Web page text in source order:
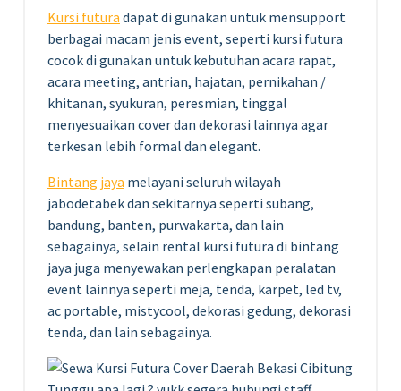
Kursi futura dapat di gunakan untuk mensupport
berbagai macam jenis event, seperti kursi futura
cocok di gunakan untuk kebutuhan acara rapat,
acara meeting, antrian, hajatan, pernikahan /
khitanan, syukuran, peresmian, tinggal
menyesuaikan cover dan dekorasi lainnya agar
terkesan lebih formal dan elegant.
Bintang jaya melayani seluruh wilayah
jabodetabek dan sekitarnya seperti subang,
bandung, banten, purwakarta, dan lain
sebagainya, selain rental kursi futura di bintang
jaya juga menyewakan perlengkapan peralatan
event lainnya seperti meja, tenda, karpet, led tv,
ac portable, mistycool, dekorasi gedung, dekorasi
tenda, dan lain sebagainya.